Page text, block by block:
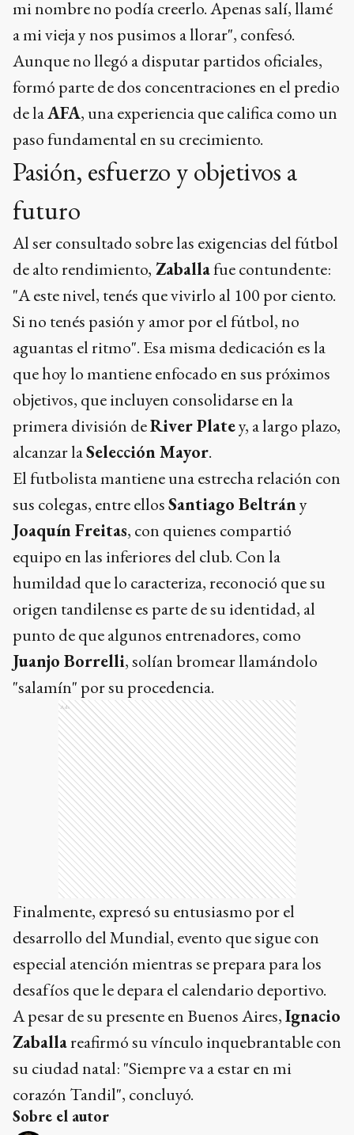
mi nombre no podía creerlo. Apenas salí, llamé
a mi vieja y nos pusimos a llorar", confesó.
Aunque no llegó a disputar partidos oficiales,
formó parte de dos concentraciones en el predio
de laAFA, una experiencia que califica como un
paso fundamental en su crecimiento.
Pasión, esfuerzo y objetivos a
futuro
Al ser consultado sobre las exigencias del fútbol
de alto rendimiento, Zaballafue contundente:
"A este nivel, tenés que vivirlo al 100 por ciento.
Si no tenés pasión y amor por el fútbol, no
aguantas el ritmo". Esa misma dedicación es la
que hoy lo mantiene enfocado en sus próximos
objetivos, que incluyen consolidarse en la
primera división deRiver Platey, a largo plazo,
alcanzar laSelección Mayor.
El futbolista mantiene una estrecha relación con
sus colegas, entre ellosSantiago Beltrány
Joaquín Freitas, con quienes compartió
equipo en las inferiores del club. Con la
humildad que lo caracteriza, reconoció que su
origen tandilense es parte de su identidad, al
punto de que algunos entrenadores, como
Juanjo Borrelli, solían bromear llamándolo
"salamín" por su procedencia.
Ads
Finalmente, expresó su entusiasmo por el
desarrollo del Mundial, evento que sigue con
especial atención mientras se prepara para los
desafíos que le depara el calendario deportivo.
A pesar de su presente en Buenos Aires,Ignacio
Zaballareafirmó su vínculo inquebrantable con
su ciudad natal: "Siempre va a estar en mi
corazón Tandil", concluyó.
Sobre el autor